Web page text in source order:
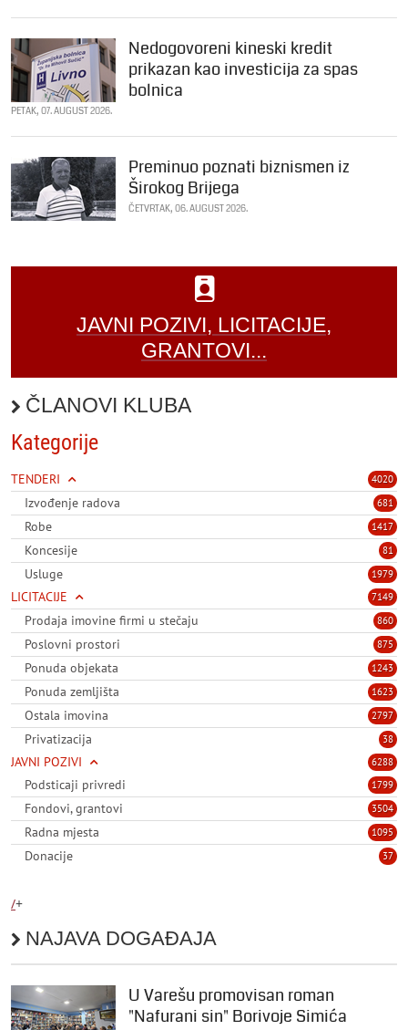
Nedogovoreni kineski kredit
prikazan kao investicija za spas
bolnica
PETAK, 07. AUGUST 2026.
Preminuo poznati biznismen iz
Širokog Brijega
ČETVRTAK, 06. AUGUST 2026.
JAVNI POZIVI, LICITACIJE,
GRANTOVI...
ČLANOVI KLUBA
Kategorije
4020
TENDERI
681
Izvođenje radova
1417
Robe
81
Koncesije
1979
Usluge
7149
LICITACIJE
860
Prodaja imovine firmi u stečaju
875
Poslovni prostori
1243
Ponuda objekata
1623
Ponuda zemljišta
2797
Ostala imovina
38
Privatizacija
6288
JAVNI POZIVI
1799
Podsticaji privredi
3504
Fondovi, grantovi
1095
Radna mjesta
37
Donacije
/+
NAJAVA DOGAĐAJA
U Varešu promovisan roman
"Nafurani sin" Borivoje Simića